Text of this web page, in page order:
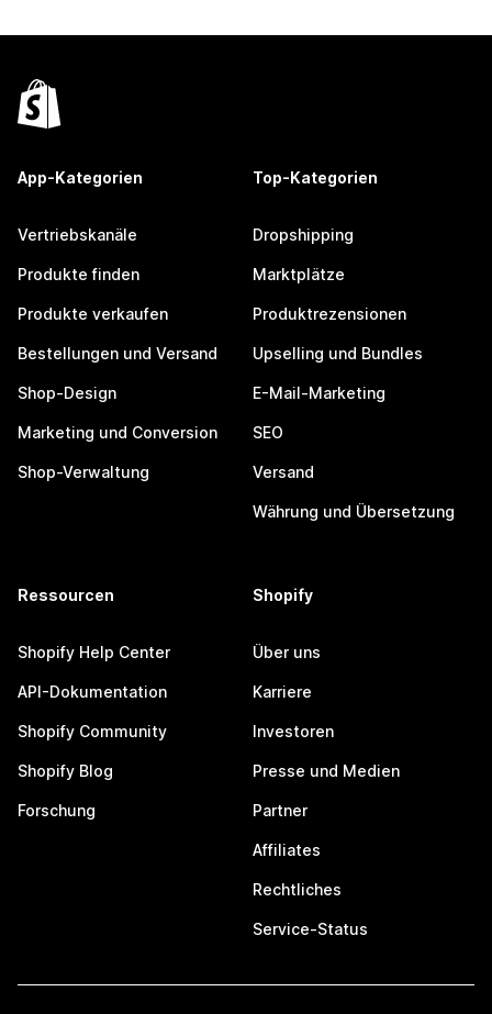
App-Kategorien
Vertriebskanäle
Produkte finden
Produkte verkaufen
Bestellungen und Versand
Shop-Design
Marketing und Conversion
Shop-Verwaltung
Top-Kategorien
Dropshipping
Marktplätze
Produktrezensionen
Upselling und Bundles
E-Mail-Marketing
SEO
Versand
Währung und Übersetzung
Ressourcen
Shopify Help Center
API-Dokumentation
Shopify Community
Shopify Blog
Forschung
Shopify
Über uns
Karriere
Investoren
Presse und Medien
Partner
Affiliates
Rechtliches
Service-Status